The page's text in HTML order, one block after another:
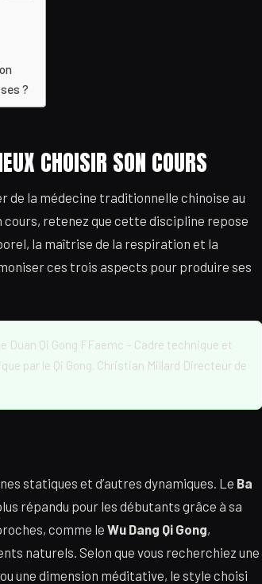
?
CHOISIR SON COURS
de la médecine traditionnelle chinoise au
cours, retenez que cette discipline repose
la maîtrise de la respiration et la
ces trois aspects pour produire ses
Duan Qi Gong FFaemc – Cadre technique et
par le Qi Gong. Christian Millard Directeur de
statiques et d’autres dynamiques. Le Ba
répandu pour les débutants grâce à sa
comme le Wu Dang Qi Gong,
naturels. Selon que vous recherchiez une
une dimension méditative, le style choisi